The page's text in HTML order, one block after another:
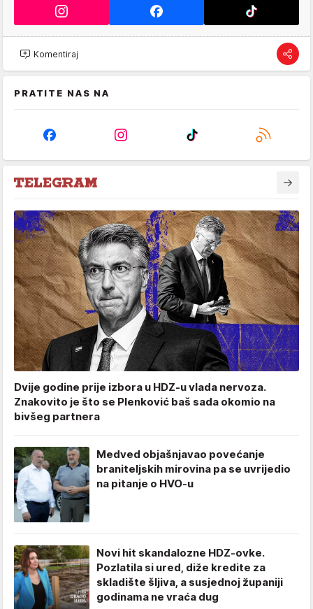
Komentiraj
PRATITE NAS NA
Dvije godine prije izbora u HDZ-u vlada nervoza.
Znakovito je što se Plenković baš sada okomio na
bivšeg partnera
Medved objašnjavao povećanje
braniteljskih mirovina pa se uvrijedio
na pitanje o HVO-u
Novi hit skandalozne HDZ-ovke.
Pozlatila si ured, diže kredite za
skladište šljiva, a susjednoj županiji
godinama ne vraća dug